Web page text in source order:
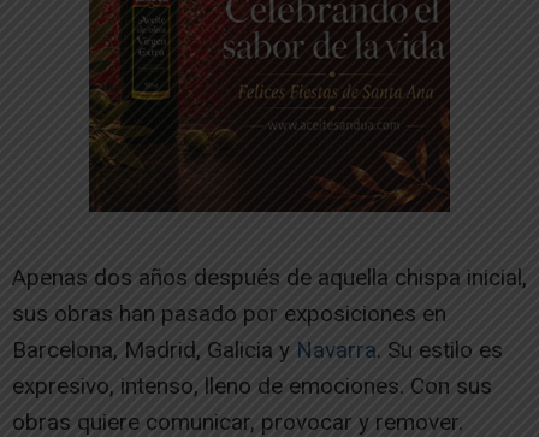
Apenas dos años después de aquella chispa inicial,
sus obras han pasado por exposiciones en
Barcelona, Madrid, Galicia y Navarra. Su estilo es
expresivo, intenso, lleno de emociones. Con sus
obras quiere comunicar, provocar y remover.